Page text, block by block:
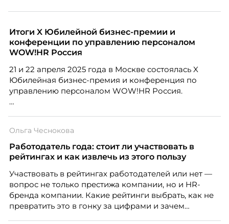
Итоги X Юбилейной бизнес-премии и
конференции по управлению персоналом
WOW!HR Россия
21 и 22 апреля 2025 года в Москве состоялась X
Юбилейная бизнес-премия и конференция по
управлению персоналом WOW!HR Россия.
номинантов и гостей мероприятия.
Ольга Чеснокова
Работодатель года: стоит ли участвовать в
рейтингах и как извлечь из этого пользу
Участвовать в рейтингах работодателей или нет —
вопрос не только престижа компании, но и HR-
бренда компании. Какие рейтинги выбрать, как не
превратить это в гонку за цифрами и зачем